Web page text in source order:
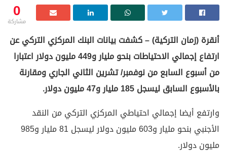
0
مشاركة
أنقرة (زمان التركية) – كشفت بيانات البنك المركزي التركي عن
ارتفاع إجمالي الاحتياطات بنحو مليار و449 مليون دولار اعتبارا
من أسبوع السابع من نوفمبر/ تشرين الثاني الجاري ومقارنة
بالأسبوع السابق ليسجل 185 مليار و47 مليون دولار.
وارتفع أيضا إجمالي احتياطي المركزي التركي من النقد
الأجنبي بنحو مليار و603 مليون دولار ليسجل 81 مليار و985
مليون دولار.